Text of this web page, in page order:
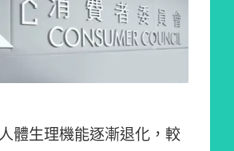
體生理機能逐漸退化，較